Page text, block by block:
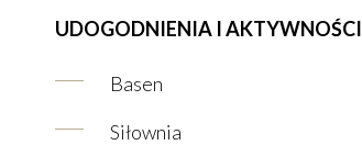
UDOGODNIENIA I AKTYWNOŚCI
Basen
Siłownia